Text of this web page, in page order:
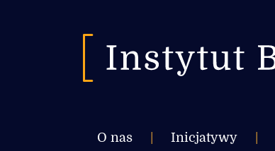
O nas Inicjatywy